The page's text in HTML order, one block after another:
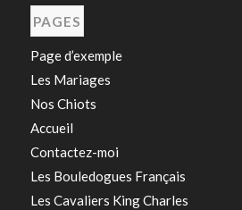
PAGES
Page d’exemple
Les Mariages
Nos Chiots
Accueil
Contactez-moi
Les Bouledogues Français
Les Cavaliers King Charles